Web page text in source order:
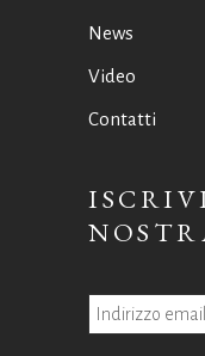
News
Video
Contatti